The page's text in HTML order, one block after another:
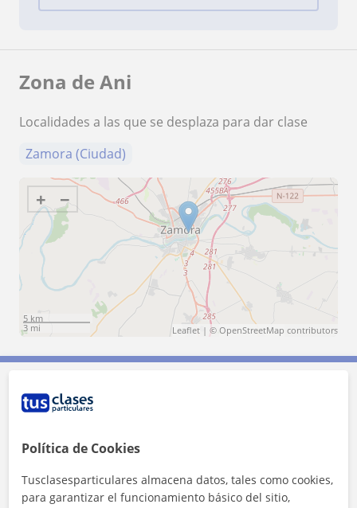
Zona de Ani
Localidades a las que se desplaza para dar clase
Zamora (Ciudad)
+ −
5 km
3 mi
Leaflet | © OpenStreetMap contributors
Contacta con Ani
Tarifa
1ª clase gratis
Política de Cookies
Tusclasesparticulares almacena datos, tales como cookies,
para garantizar el funcionamiento básico del sitio,